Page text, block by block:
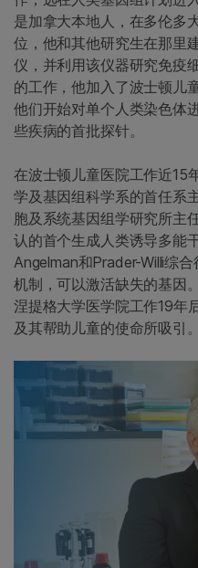
是加拿大本地人，在多伦多
位，他和其他研究生在那里
仪，并利用该仪器研究免疫
的工作，他加入了波士顿儿
他们开始对单个人类染色体
些疾病的首批探针。
在波士顿儿童医院工作近15
学及基因组科学系的首任系
胞及系统基因组学研究所主
认的首个生成人类诱导多能
Angelman和Prader-Willi综
机制，可以激活缺失的基因
涅提格大学医学院工作19年
及其帮助儿童的使命所吸引。